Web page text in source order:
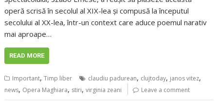
operă scrisă în secolul al XIX-lea și compusă la începutul
secolului al XX-lea, într-un context care aduce poemul narativ
mai aproape…
READ MORE
Important,Timp liber claudiu padurean, clujtoday, janos vitez,
news, Opera Maghiara, stiri,virginia zeani Leave a comment